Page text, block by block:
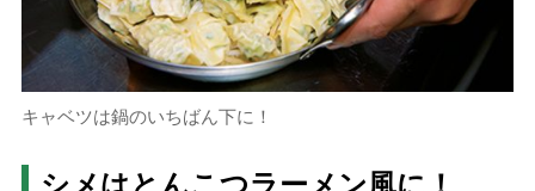
キャベツは鍋のいちばん下に！